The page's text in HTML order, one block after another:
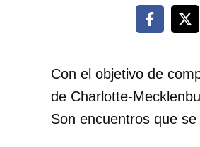
Con el objetivo de
de Charlotte-
Son encuentros que